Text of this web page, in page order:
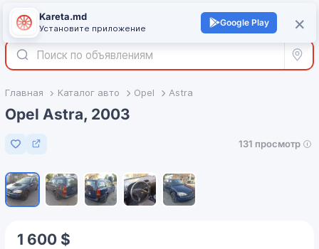
Войти +
Все
Главная Каталог авто Opel Astra
Opel Astra, 2003
Добавить в избранное
131 просмотр
1 600 $
×
Kareta.md
Установите приложение
Google Play